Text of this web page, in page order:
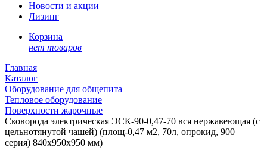
Новости и акции
Лизинг
Корзина
нет товаров
Главная
Каталог
Оборудование для общепита
Тепловое оборудование
Поверхности жарочные
Сковорода электрическая ЭСК-90-0,47-70 вся нержавеющая (с
цельнотянутой чашей) (площ-0,47 м2, 70л, опрокид, 900
серия) 840x950x950 мм)